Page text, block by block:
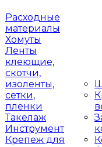
Расходные
материалы
Хомуты
Ленты
клеющие,
скотчи,
изоленты,
сетки,
пленки
Такелаж
Инструмент
Крепеж для